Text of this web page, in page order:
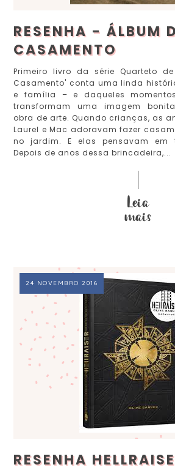
RESENHA - ÁLBUM
CASAMENTO
Primeiro livro da série Quarteto
Casamento' conta uma linda
e família – e daqueles
transformam uma imagem
obra de arte. Quando crianças, as
Laurel e Mac adoravam fazer
no jardim. E elas pensavam em
Depois de anos dessa brincadeira,...
24 NOVEMBRO 2016
RESENHA